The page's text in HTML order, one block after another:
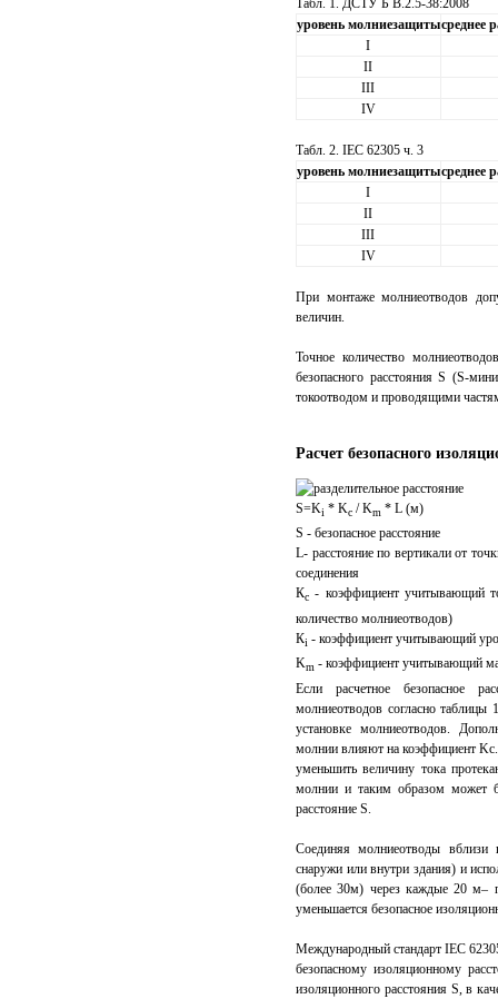
Табл. 1. ДСТУ Б В.2.5-38:2008
уровень молниезащитысреднее
I
II
III
IV
Табл. 2. IEC 62305 ч. 3
уровень молниезащитысреднее
I
II
III
IV
При монтаже молниеотводов
величин.
Точное количество
безопасного расстояния S (S-
токоотводом и проводящими
Расчет безопасного
S=Ki * Kc / Km * L (м)
S - безопасное расстояние
L- расстояние по вертикали от
соединения
Кс - коэффициент учитывающий
количество молниеотводов)
Кi - коэффициент учитывающий
Km - коэффициент учитывающий
Если расчетное безопасное
молниеотводов согласно таблицы
установке молниеотводов.
молнии влияют на коэффициент
уменьшить величину тока
молнии и таким образом может
расстояние S.
Соединяя молниеотводы вблизи
снаружи или внутри здания) и
(более 30м) через каждые 20 м–
уменьшается безопасное
Международный стандарт IEC
безопасному изоляционному
изоляционного расстояния S, в